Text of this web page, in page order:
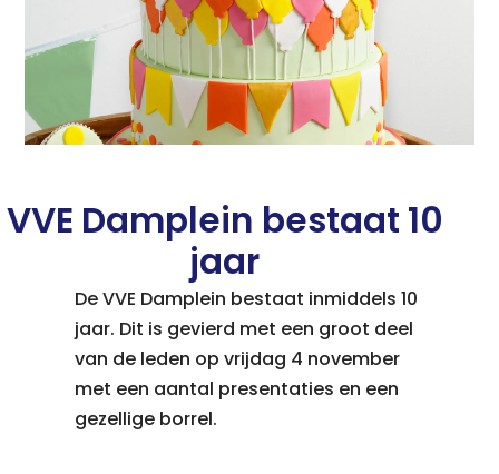
VVE Damplein bestaat 10
jaar
De VVE Damplein bestaat inmiddels 10
jaar. Dit is gevierd met een groot deel
van de leden op vrijdag 4 november
met een aantal presentaties en een
gezellige borrel.